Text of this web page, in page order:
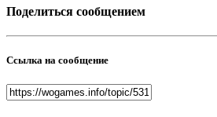
Поделиться сообщением
Ссылка на сообщение